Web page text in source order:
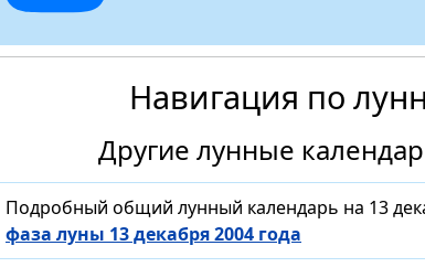
Навигация по
Другие лунные
Подробный общий лунный календарь на 13
фаза луны 13 декабря 2004 года